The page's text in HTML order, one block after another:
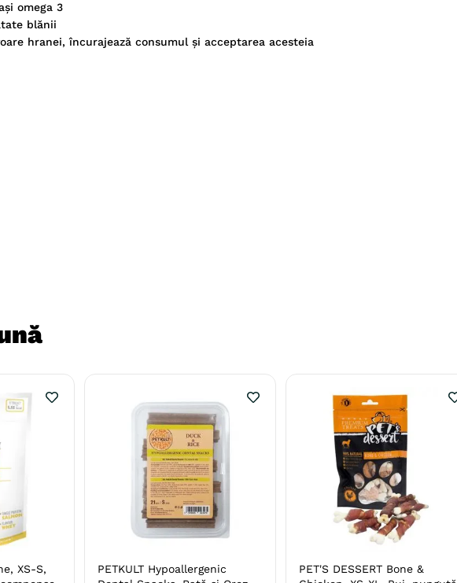
omega 3
blănii
hranei, încurajează consumul și acceptarea acesteia
XS-S,
PETKULT Hypoallergenic
PET'S DESSERT Bone &